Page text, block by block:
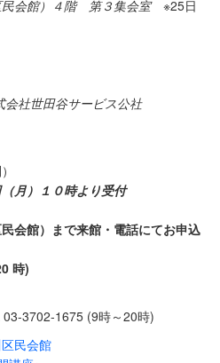
民会館）４階 第３集会室 ※25日
会社世田谷サービス公社
月）１０時より受付
会館）まで来館・電話にてお申込
時)
03-3702-1675 (9時～20時)
民会館